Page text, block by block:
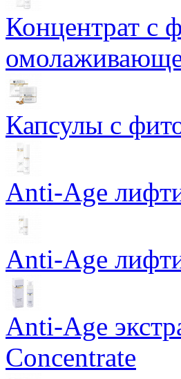
Концентрат с
Капсулы с
Anti-Age
Anti-Age
Anti-Age
Concentrate